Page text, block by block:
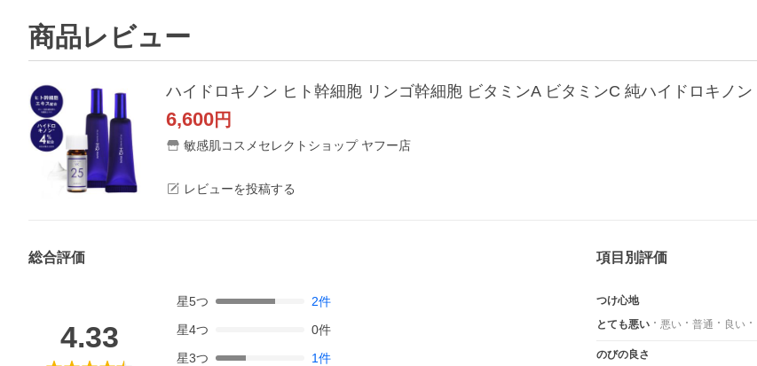
商品レビュー
ハイドロキノン ヒト幹細胞 リンゴ幹細胞 ビタミンA ビタミンC 純ハイドロキノ
6,600円
敏感肌コスメセレクトショップ ヤフー店
レビューを投稿する
総合評価
4.33
星5つ 2件
星4つ 0件
星3つ 1件
項目別評価
つけ心地
とても悪い
悪い 普通 良い
のびの良さ